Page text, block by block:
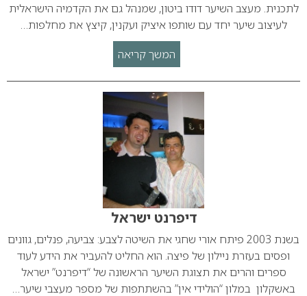
לתכנית. מעצב השיער דודו ביטון, שמנהל גם את הקדמיה הישראלית
לעיצוב שיער יחד עם שותפו איציק ועקנין, קיצץ את מחלפות…
המשך קריאה
דיפרנט ישראל
בשנת 2003 פיתח אורי שחגי את השיטה לצבע: צביעה, פנלים, גוונים
ופסים בעזרת ניילון של פיצה. הוא החליט להעביר את הידע לעוד
ספרים והרים את תצוגת השיער הראשונה של “דיפרנט” ישראל
באשקלון במלון “הולידי אין” בהשתתפות של מספר מעצבי שיער…